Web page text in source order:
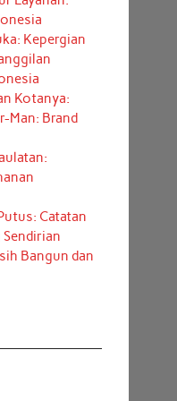
Kepergian
Kotanya:
Man: Brand
Catatan
Bangun dan